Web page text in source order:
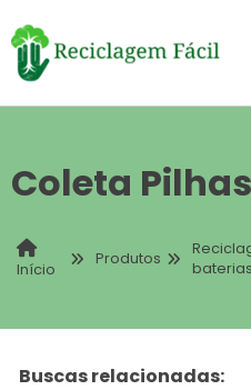
Coleta
Início
Produtos
baterias
Buscas relacionadas: